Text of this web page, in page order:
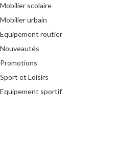
Mobilier scolaire
Mobilier urbain
Equipement routier
Nouveautés
Promotions
Sport et Loisirs
Equipement sportif